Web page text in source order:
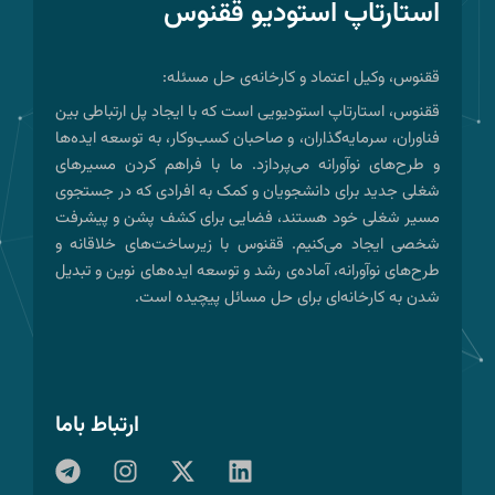
استارتاپ استودیو ققنوس
ققنوس، وکیل اعتماد و کارخانه‌ی حل مسئله:
ققنوس، استارتاپ استودیویی است که با ایجاد پل ارتباطی بین
فناوران، سرمایه‌گذاران، و صاحبان کسب‌وکار، به توسعه ایده‌ها
و طرح‌های نوآورانه می‌پردازد. ما با فراهم کردن مسیرهای
شغلی جدید برای دانشجویان و کمک به افرادی که در جستجوی
مسیر شغلی خود هستند، فضایی برای کشف پشن و پیشرفت
شخصی ایجاد می‌کنیم. ققنوس با زیرساخت‌های خلاقانه و
طرح‌های نوآورانه، آماده‌ی رشد و توسعه ایده‌های نوین و تبدیل
شدن به کارخانه‌ای برای حل مسائل پیچیده است.
ارتباط باما
L
i
X
-
I
n
T
e